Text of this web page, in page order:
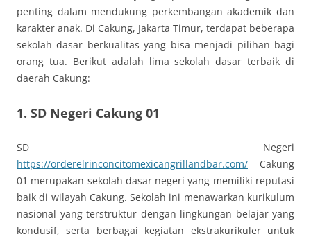
penting dalam mendukung perkembangan akademik dan
karakter anak. Di Cakung, Jakarta Timur, terdapat beberapa
sekolah dasar berkualitas yang bisa menjadi pilihan bagi
orang tua. Berikut adalah lima sekolah dasar terbaik di
daerah Cakung:
1. SD Negeri Cakung 01
SD Negeri
https://orderelrinconcitomexicangrillandbar.com/ Cakung
01 merupakan sekolah dasar negeri yang memiliki reputasi
baik di wilayah Cakung. Sekolah ini menawarkan kurikulum
nasional yang terstruktur dengan lingkungan belajar yang
kondusif, serta berbagai kegiatan ekstrakurikuler untuk